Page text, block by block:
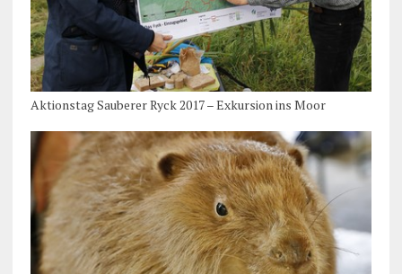
Aktionstag Sauberer Ryck 2017 – Exkursion ins Moor